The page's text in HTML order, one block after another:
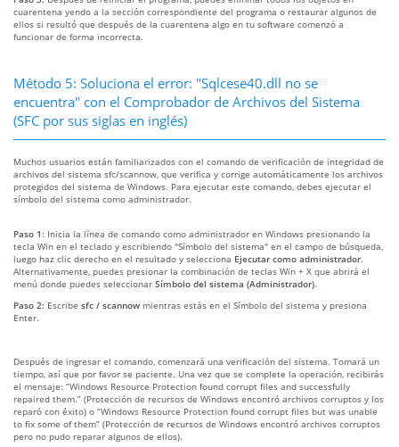
cuarentena yendo a la sección correspondiente del programa o restaurar algunos de
ellos si resultó que después de la cuarentena algo en tu software comenzó a
funcionar de forma incorrecta.
Método 5: Soluciona el error: "Sqlcese40.dll no se
encuentra" con el Comprobador de Archivos del Sistema
(SFC por sus siglas en inglés)
Muchos usuarios están familiarizados con el comando de verificación de integridad de
archivos del sistema sfc/scannow, que verifica y corrige automáticamente los archivos
protegidos del sistema de Windows. Para ejecutar este comando, debes ejecutar el
símbolo del sistema como administrador.
Paso 1: Inicia la línea de comando como administrador en Windows presionando la
tecla Win en el teclado y escribiendo "Símbolo del sistema" en el campo de búsqueda,
luego haz clic derecho en el resultado y selecciona Ejecutar como administrador.
Alternativamente, puedes presionar la combinación de teclas Win + X que abrirá el
menú donde puedes seleccionar Símbolo del sistema (Administrador).
Paso 2: Escribe sfc / scannow mientras estás en el Símbolo del sistema y presiona
Enter.
Después de ingresar el comando, comenzará una verificación del sistema. Tomará un
tiempo, así que por favor se paciente. Una vez que se complete la operación, recibirás
el mensaje: “Windows Resource Protection found corrupt files and successfully
repaired them.” (Protección de recursos de Windows encontró archivos corruptos y los
reparó con éxito) o “Windows Resource Protection found corrupt files but was unable
to fix some of them” (Protección de recursos de Windows encontró archivos corruptos
pero no pudo reparar algunos de ellos).